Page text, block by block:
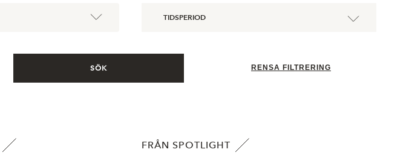
TIDSPERIOD
SÖK RENSA FILTRERING
FRÅN SPOTLIGHT